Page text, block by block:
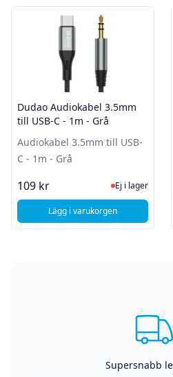
Dudao Audiokabel 3.5mm
till USB-C - 1m - Grå
Audiokabel 3.5mm till USB-
C - 1m - Grå
109 kr Ej i lager,
Ej i lager
Lägg i varukorgen
Supersnabb